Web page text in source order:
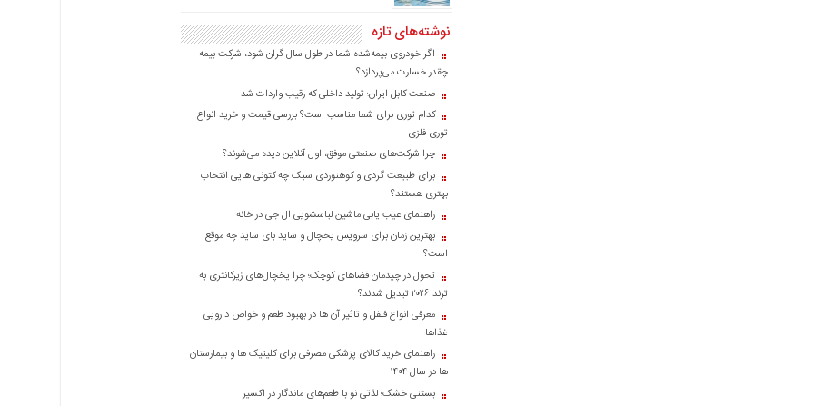
نوشته‌های تازه
اگر خودروی بیمه‌شده شما در طول سال گران شود، شرکت بیمه
چقدر خسارت می‌پردازد؟
صنعت کابل ایران؛ تولید داخلی که رقیب واردات شد
کدام توری برای شما مناسب است؟ بررسی قیمت و خرید انواع
توری فلزی
چرا شرکت‌های صنعتی موفق، اول آنلاین دیده می‌شوند؟
برای طبیعت گردی و کوهنوردی سبک چه کتونی هایی انتخاب
بهتری هستند؟
راهنمای عیب یابی ماشین لباسشویی ال جی در خانه
بهترین زمان برای سرویس یخچال و ساید بای ساید چه موقع
است؟
تحول در چیدمان فضاهای کوچک؛ چرا یخچال‌های زیرکانتری به
ترند ۲۰۲۶ تبدیل شدند؟
معرفی انواع فلفل و تاثیر آن ‌ها در بهبود طعم و خواص دارویی
غذاها
راهنمای خرید کالای پزشکی مصرفی برای کلینیک ها و بیمارستان
ها در سال ۱۴۰۴
بستنی خشک؛ لذتی نو با طعم‌های ماندگار در اکسیر